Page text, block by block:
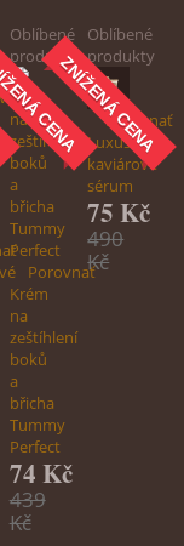
Oblíbené
produkty
CENA
Porovnať
Krém
na
zeštíhlení
boků
a
břicha
Tummy
Perfect
74 Kč
439
Kč
Oblíbené
produkty
ZNÍŽENÁ CENA
Porovnať
Luxusní
kaviárové
sérum
75 Kč
490
Kč